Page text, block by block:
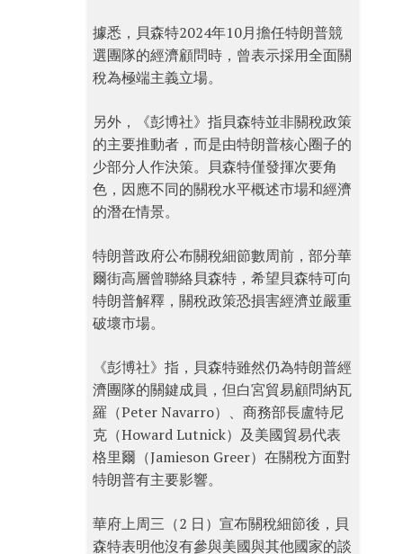
據悉，貝森特2024年10月擔任特朗普競
選團隊的經濟顧問時，曾表示採用全面關
稅為極端主義立場。
另外，《彭博社》指貝森特並非關稅政策
的主要推動者，而是由特朗普核心圈子的
少部分人作決策。貝森特僅發揮次要角
色，因應不同的關稅水平概述市場和經濟
的潛在情景。
特朗普政府公布關稅細節數周前，部分華
爾街高層曾聯絡貝森特，希望貝森特可向
特朗普解釋，關稅政策恐損害經濟並嚴重
破壞市場。
《彭博社》指，貝森特雖然仍為特朗普經
濟團隊的關鍵成員，但白宮貿易顧問納瓦
羅（Peter Navarro）、商務部長盧特尼
克（Howard Lutnick）及美國貿易代表
格里爾（Jamieson Greer）在關稅方面對
特朗普有主要影響。
華府上周三（2 日）宣布關稅細節後，貝
森特表明他沒有參與美國與其他國家的談